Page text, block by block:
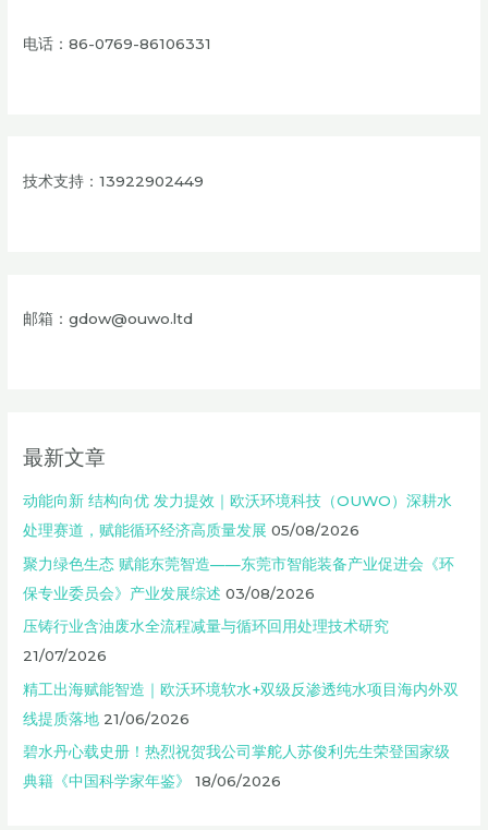
电话：86-0769-86106331
技术支持：13922902449
邮箱：gdow@ouwo.ltd
最新文章
动能向新 结构向优 发力提效｜欧沃环境科技（OUWO）深耕水
处理赛道，赋能循环经济高质量发展 05/08/2026
聚力绿色生态 赋能东莞智造——东莞市智能装备产业促进会《环
保专业委员会》产业发展综述 03/08/2026
压铸行业含油废水全流程减量与循环回用处理技术研究
21/07/2026
精工出海赋能智造｜欧沃环境软水+双级反渗透纯水项目海内外双
线提质落地 21/06/2026
碧水丹心载史册！热烈祝贺我公司掌舵人苏俊利先生荣登国家级
典籍《中国科学家年鉴》
18/06/2026